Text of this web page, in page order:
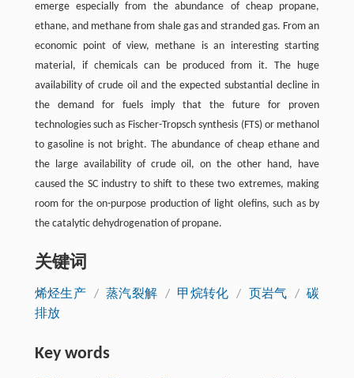
emerge especially from the abundance of cheap propane,
ethane, and methane from shale gas and stranded gas. From an
economic point of view, methane is an interesting starting
material, if chemicals can be produced from it. The huge
availability of crude oil and the expected substantial decline in
the demand for fuels imply that the future for proven
technologies such as Fischer-Tropsch synthesis (FTS) or methanol
to gasoline is not bright. The abundance of cheap ethane and
the large availability of crude oil, on the other hand, have
caused the SC industry to shift to these two extremes, making
room for the on-purpose production of light olefins, such as by
the catalytic dehydrogenation of propane.
关键词
烯烃生产 / 蒸汽裂解 / 甲烷转化 / 页岩气 / 碳
排放
Key words